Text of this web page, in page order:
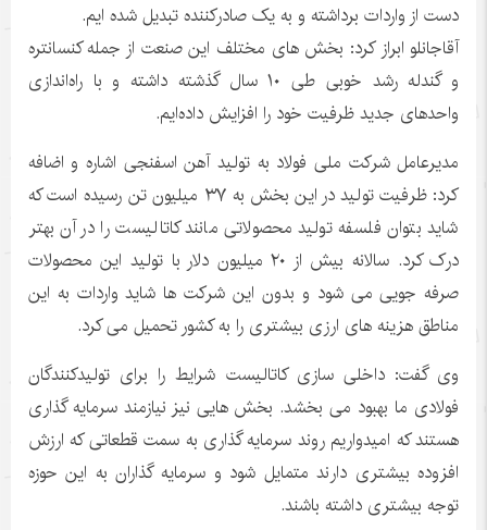
دست از واردات برداشته و به یک صادرکننده تبدیل شده ایم.
آقاجانلو ابراز کرد: بخش های مختلف این صنعت از جمله کنسانتره
و گندله رشد خوبی طی ۱۰ سال گذشته داشته و با راه‌اندازی
واحدهای جدید ظرفیت خود را افزایش داده‌ایم.
مدیرعامل شرکت ملی فولاد به تولید آهن اسفنجی اشاره و اضافه
کرد: ظرفیت تولید در این بخش به ۳۷ میلیون تن رسیده است که
شاید بتوان فلسفه تولید محصولاتی مانند کاتالیست را در آن بهتر
درک کرد. سالانه بیش از ۲۰ میلیون دلار با تولید این محصولات
صرفه جویی می شود و بدون این شرکت ها شاید واردات به این
مناطق هزینه های ارزی بیشتری را به کشور تحمیل می کرد.
وی گفت: داخلی سازی کاتالیست شرایط را برای تولیدکنندگان
فولادی ما بهبود می بخشد. بخش هایی نیز نیازمند سرمایه گذاری
هستند که امیدواریم روند سرمایه گذاری به سمت قطعاتی که ارزش
افزوده بیشتری دارند متمایل شود و سرمایه گذاران به این حوزه
توجه بیشتری داشته باشند.